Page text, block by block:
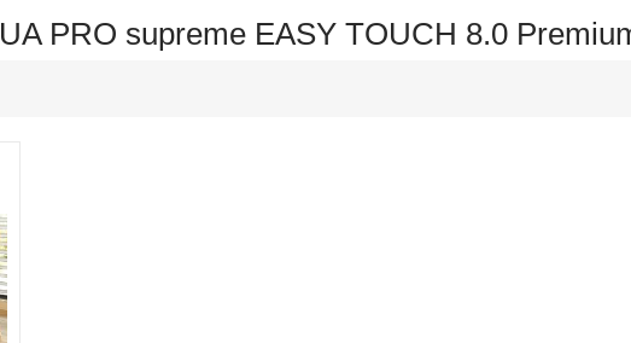
PRO supreme EASY TOUCH 8.0